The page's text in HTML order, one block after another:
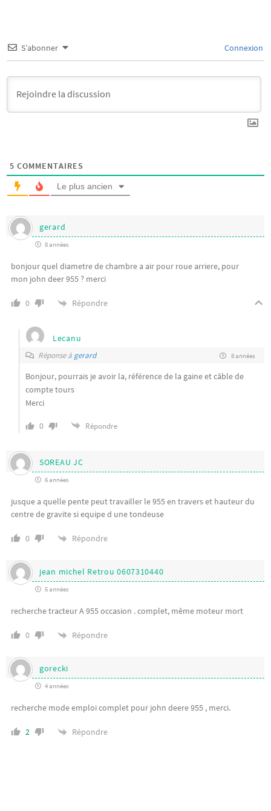
S’abonner Connexion
5 COMMENTAIRES
Le plus ancien
gerard
8 années
bonjour quel diametre de chambre a air pour roue arriere, pour
mon john deer 955 ? merci
0 Répondre
Lecanu
Réponse à gerard 8 années
Bonjour, pourrais je avoir la, référence de la gaine et câble de
compte tours
Merci
0 Répondre
SOREAU JC
6 années
jusque a quelle pente peut travailler le 955 en travers et hauteur du
centre de gravite si equipe d une tondeuse
0 Répondre
jean michel Retrou 0607310440
5 années
recherche tracteur A 955 occasion . complet, même moteur mort
0 Répondre
gorecki
4 années
recherche mode emploi complet pour john deere 955 , merci.
2 Répondre